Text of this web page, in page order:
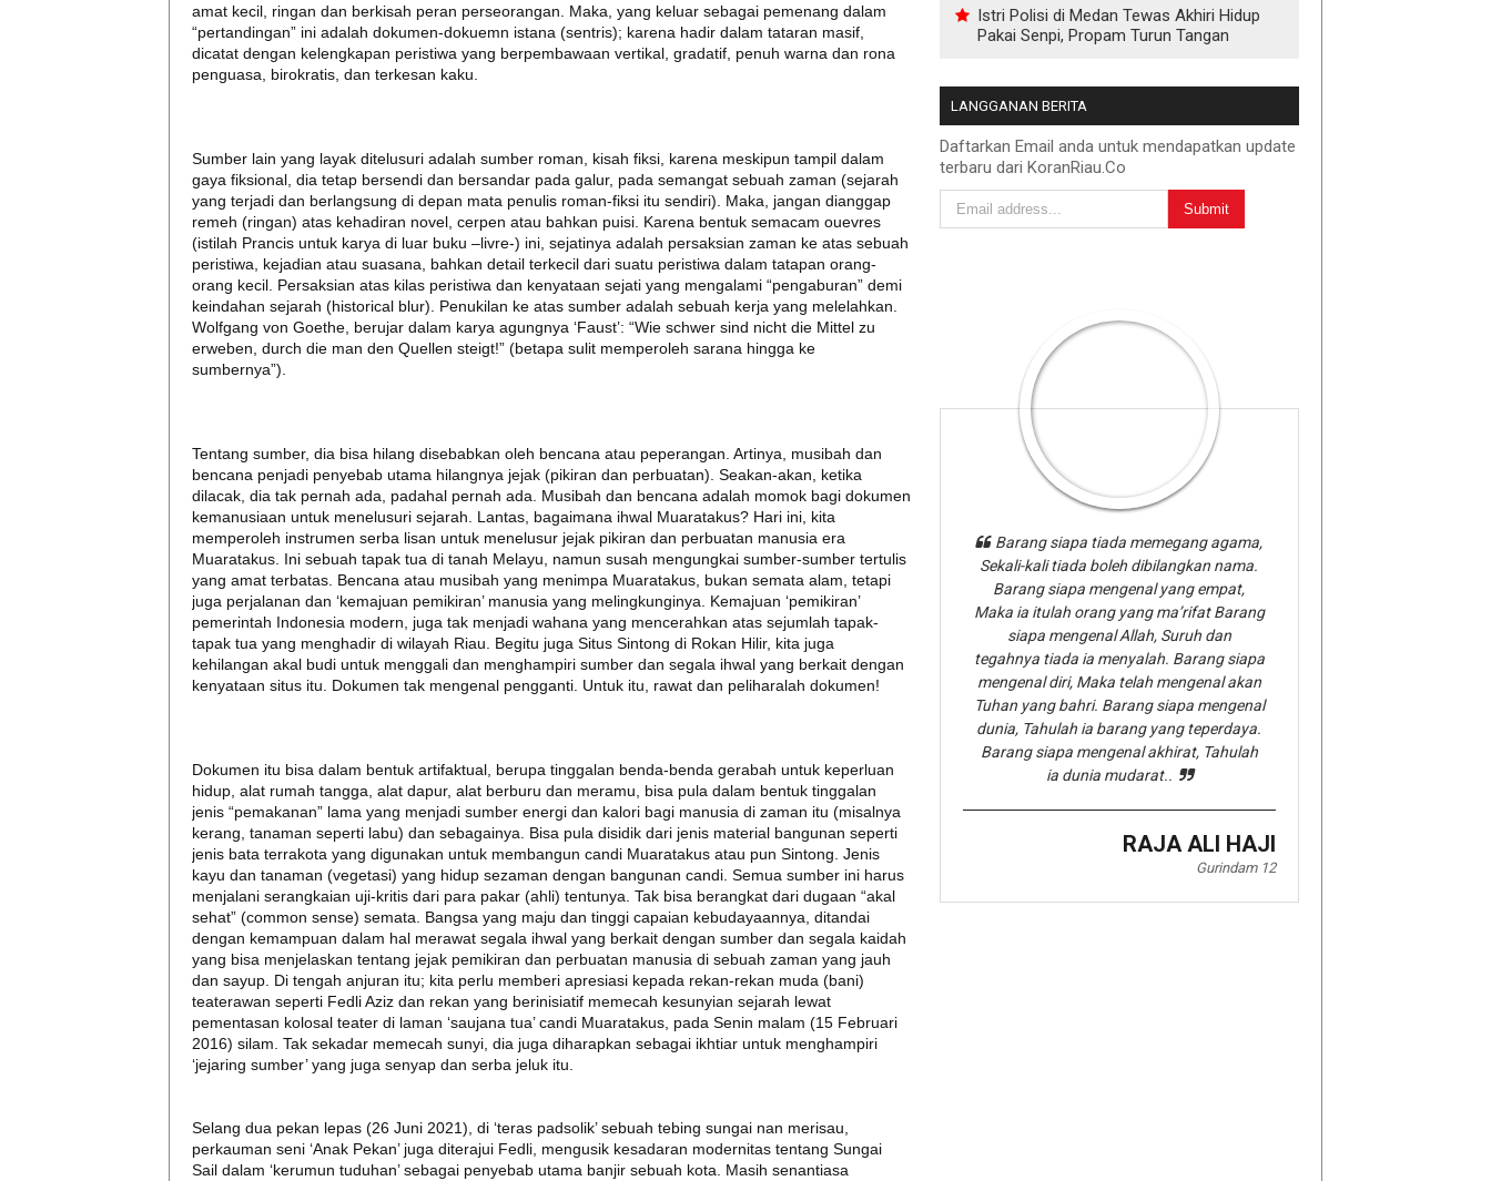
amat kecil, ringan dan berkisah peran perseorangan. Maka, yang keluar sebagai pemenang dalam
“pertandingan” ini adalah dokumen-dokuemn istana (sentris); karena hadir dalam tataran masif,
dicatat dengan kelengkapan peristiwa yang berpembawaan vertikal, gradatif, penuh warna dan rona
penguasa, birokratis, dan terkesan kaku.
Sumber lain yang layak ditelusuri adalah sumber roman, kisah fiksi, karena meskipun tampil dalam
gaya fiksional, dia tetap bersendi dan bersandar pada galur, pada semangat sebuah zaman (sejarah
yang terjadi dan berlangsung di depan mata penulis roman-fiksi itu sendiri). Maka, jangan dianggap
remeh (ringan) atas kehadiran novel, cerpen atau bahkan puisi. Karena bentuk semacam ouevres
(istilah Prancis untuk karya di luar buku –livre-) ini, sejatinya adalah persaksian zaman ke atas sebuah
peristiwa, kejadian atau suasana, bahkan detail terkecil dari suatu peristiwa dalam tatapan orang-
orang kecil. Persaksian atas kilas peristiwa dan kenyataan sejati yang mengalami “pengaburan” demi
keindahan sejarah (historical blur). Penukilan ke atas sumber adalah sebuah kerja yang melelahkan.
Wolfgang von Goethe, berujar dalam karya agungnya ‘Faust’: “Wie schwer sind nicht die Mittel zu
erweben, durch die man den Quellen steigt!” (betapa sulit memperoleh sarana hingga ke
sumbernya”).
Tentang sumber, dia bisa hilang disebabkan oleh bencana atau peperangan. Artinya, musibah dan
bencana penjadi penyebab utama hilangnya jejak (pikiran dan perbuatan). Seakan-akan, ketika
dilacak, dia tak pernah ada, padahal pernah ada. Musibah dan bencana adalah momok bagi dokumen
kemanusiaan untuk menelusuri sejarah. Lantas, bagaimana ihwal Muaratakus? Hari ini, kita
memperoleh instrumen serba lisan untuk menelusur jejak pikiran dan perbuatan manusia era
Muaratakus. Ini sebuah tapak tua di tanah Melayu, namun susah mengungkai sumber-sumber tertulis
yang amat terbatas. Bencana atau musibah yang menimpa Muaratakus, bukan semata alam, tetapi
juga perjalanan dan ‘kemajuan pemikiran’ manusia yang melingkunginya. Kemajuan ‘pemikiran’
pemerintah Indonesia modern, juga tak menjadi wahana yang mencerahkan atas sejumlah tapak-
tapak tua yang menghadir di wilayah Riau. Begitu juga Situs Sintong di Rokan Hilir, kita juga
kehilangan akal budi untuk menggali dan menghampiri sumber dan segala ihwal yang berkait dengan
kenyataan situs itu. Dokumen tak mengenal pengganti. Untuk itu, rawat dan peliharalah dokumen!
Dokumen itu bisa dalam bentuk artifaktual, berupa tinggalan benda-benda gerabah untuk keperluan
hidup, alat rumah tangga, alat dapur, alat berburu dan meramu, bisa pula dalam bentuk tinggalan
jenis “pemakanan” lama yang menjadi sumber energi dan kalori bagi manusia di zaman itu (misalnya
kerang, tanaman seperti labu) dan sebagainya. Bisa pula disidik dari jenis material bangunan seperti
jenis bata terrakota yang digunakan untuk membangun candi Muaratakus atau pun Sintong. Jenis
kayu dan tanaman (vegetasi) yang hidup sezaman dengan bangunan candi. Semua sumber ini harus
menjalani serangkaian uji-kritis dari para pakar (ahli) tentunya. Tak bisa berangkat dari dugaan “akal
sehat” (common sense) semata. Bangsa yang maju dan tinggi capaian kebudayaannya, ditandai
dengan kemampuan dalam hal merawat segala ihwal yang berkait dengan sumber dan segala kaidah
yang bisa menjelaskan tentang jejak pemikiran dan perbuatan manusia di sebuah zaman yang jauh
dan sayup. Di tengah anjuran itu; kita perlu memberi apresiasi kepada rekan-rekan muda (bani)
teaterawan seperti Fedli Aziz dan rekan yang berinisiatif memecah kesunyian sejarah lewat
pementasan kolosal teater di laman ‘saujana tua’ candi Muaratakus, pada Senin malam (15 Februari
2016) silam. Tak sekadar memecah sunyi, dia juga diharapkan sebagai ikhtiar untuk menghampiri
‘jejaring sumber’ yang juga senyap dan serba jeluk itu.
Selang dua pekan lepas (26 Juni 2021), di ‘teras padsolik’ sebuah tebing sungai nan merisau,
perkauman seni ‘Anak Pekan’ juga diterajui Fedli, mengusik kesadaran modernitas tentang Sungai
Sail dalam ‘kerumun tuduhan’ sebagai penyebab utama banjir sebuah kota. Masih senantiasa
Istri Polisi di Medan Tewas Akhiri Hidup
Pakai Senpi, Propam Turun Tangan
LANGGANAN BERITA
Daftarkan Email anda untuk mendapatkan update
terbaru dari KoranRiau.Co
Barang siapa tiada memegang agama,
Sekali-kali tiada boleh dibilangkan nama.
Barang siapa mengenal yang empat,
Maka ia itulah orang yang ma’rifat Barang
siapa mengenal Allah, Suruh dan
tegahnya tiada ia menyalah. Barang siapa
mengenal diri, Maka telah mengenal akan
Tuhan yang bahri. Barang siapa mengenal
dunia, Tahulah ia barang yang teperdaya.
Barang siapa mengenal akhirat, Tahulah
ia dunia mudarat..
RAJA ALI HAJI
Gurindam 12